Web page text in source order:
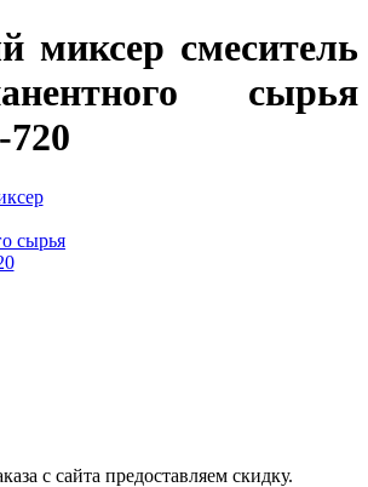
миксер смеситель
сырья
с сайта предоставляем скидку.